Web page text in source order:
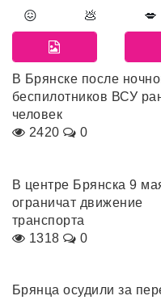
😖 💩 💋
В Брянске после
беспилотников ВСУ
человек
2420
0
В центре Брянска 9
ограничат движение
транспорта
1318
0
Брянца осудили за